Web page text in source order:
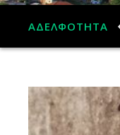
ΑΔΕΛΦΟΤΗΤΑ